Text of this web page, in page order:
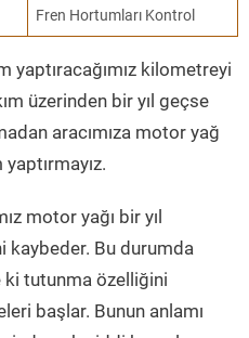
Fren Hortumları Kontrol
yaptıracağımız kilometreyi
üzerinden bir yıl geçse
aracımıza motor yağ
motor yağı bir yıl
kaybeder. Bu durumda
tutunma özelliğini
başlar. Bunun anlamı